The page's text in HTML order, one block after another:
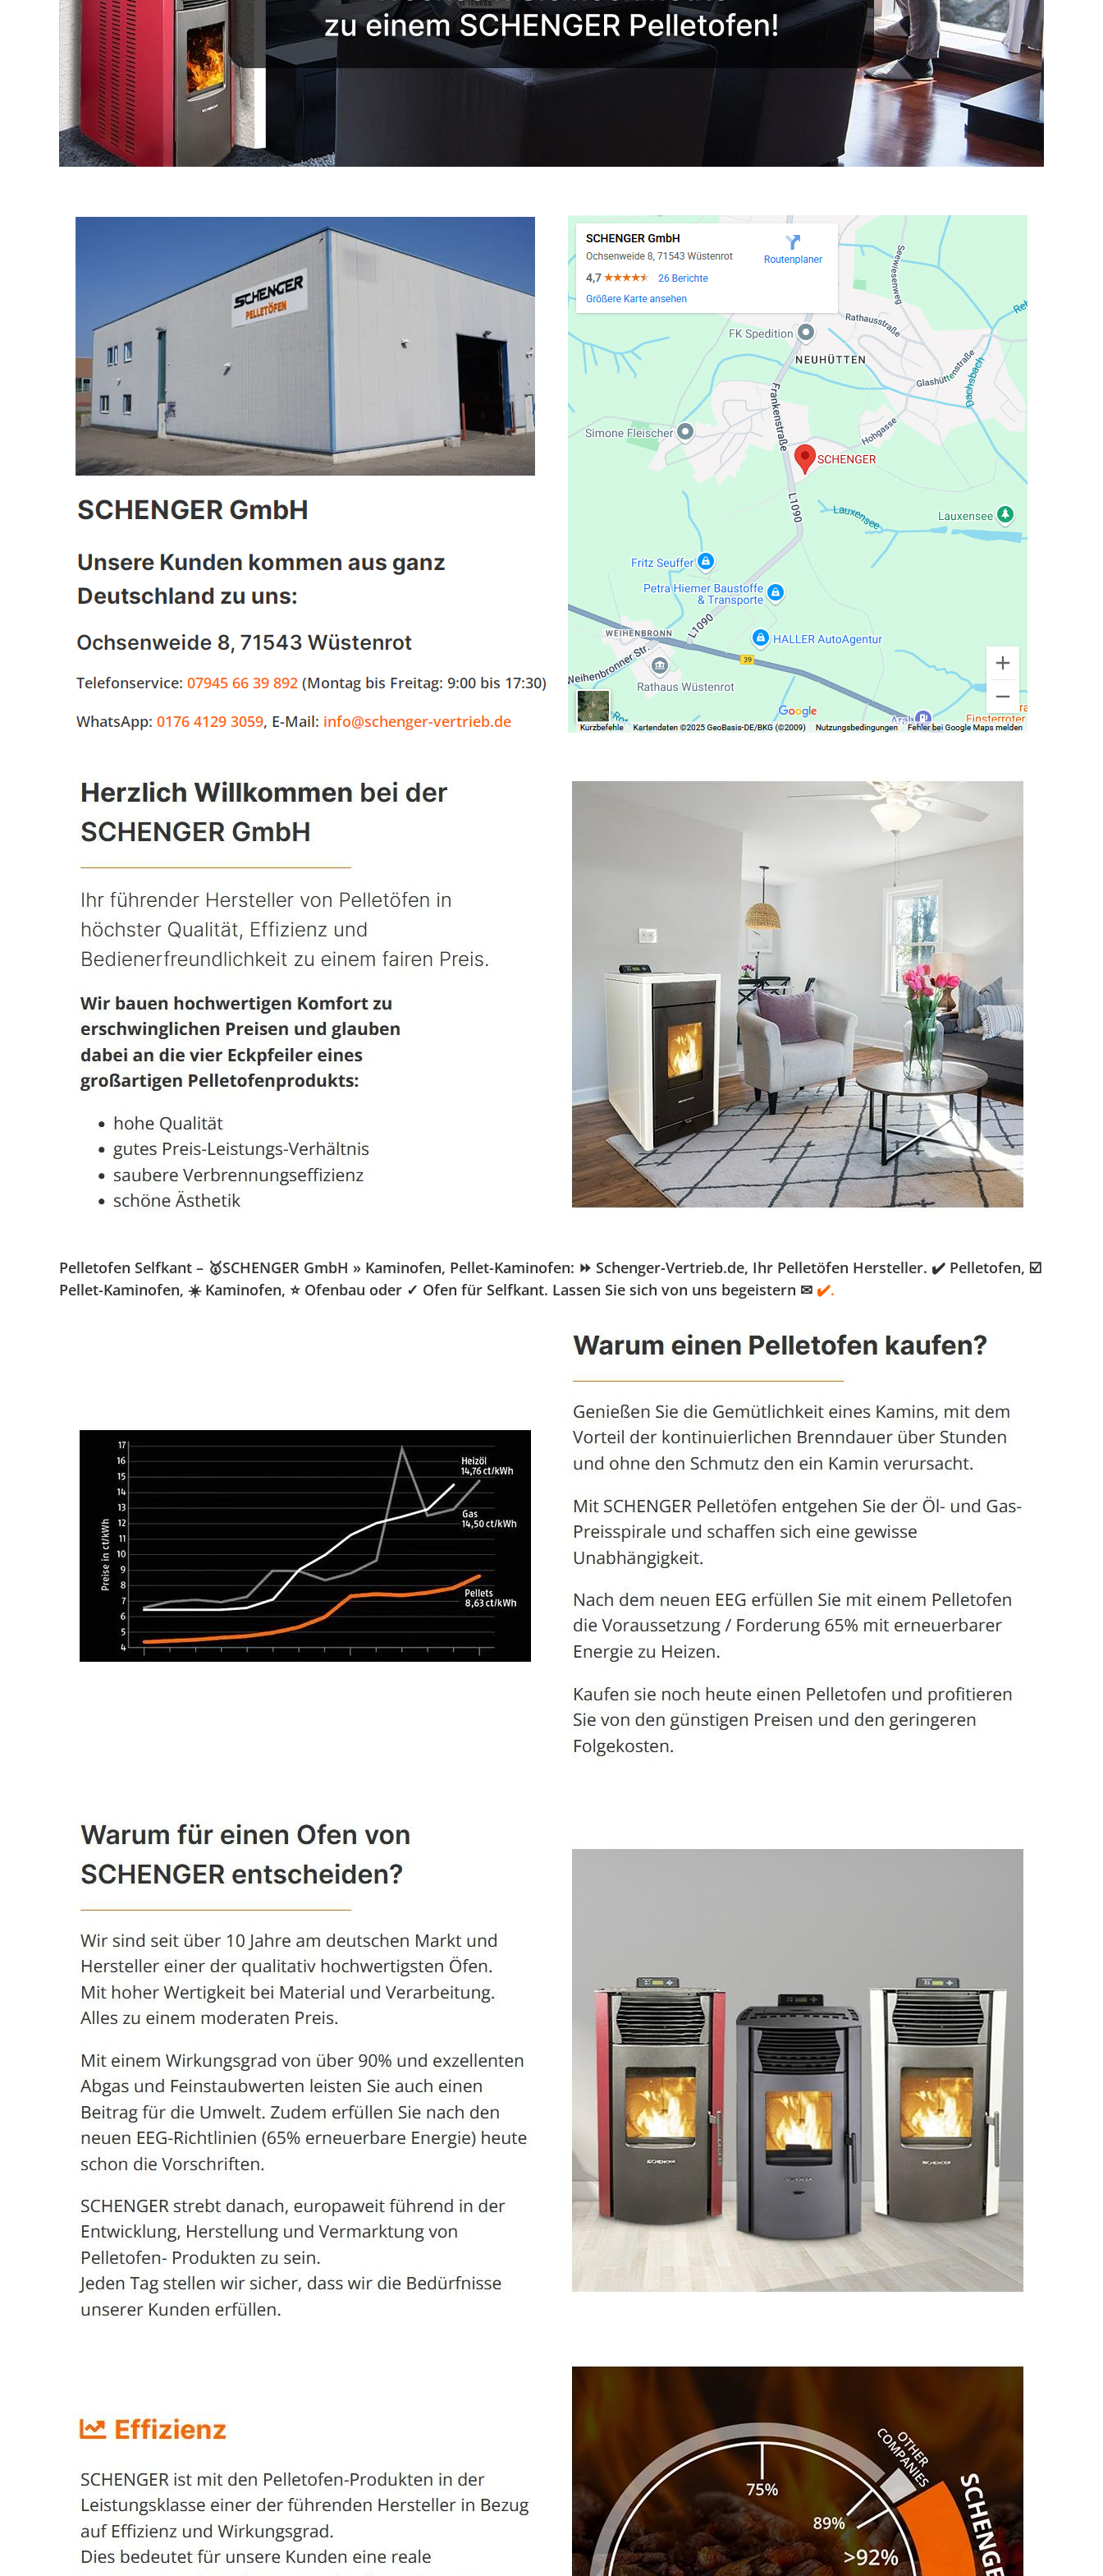
Pelletofen Selfkant – 🥇SCHENGER GmbH » Kaminofen, Pellet-Kaminofen: ⏩ Schenger-Vertrieb.de, Ihr Pelletöfen Hersteller. ✔️ Pelletofen, ☑️
Pellet-Kaminofen, ☀️ Kaminofen, ⭐ Ofenbau oder ✓ Ofen für Selfkant. Lassen Sie sich von uns begeistern ✉ ✔️.